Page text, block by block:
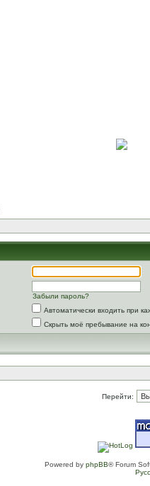
Забыли пароль?
Автоматически входить при
Скрыть моё пребывание на
Перейти:
Powered by phpBB® Forum